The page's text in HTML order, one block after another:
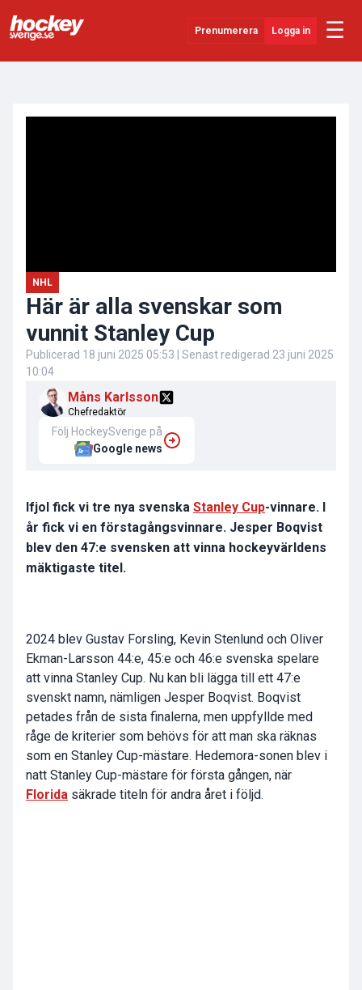
Prenumerera Logga in ☰
NHL
Här är alla svenskar som
vunnit Stanley Cup
Publicerad 18 juni 2025 05:53 | Senast redigerad 23 juni 2025
10:04
Måns Karlsson
Chefredaktör
Följ HockeySverige på
Google news
Ifjol fick vi tre nya svenska Stanley Cup-vinnare. I
år fick vi en förstagångsvinnare. Jesper Boqvist
blev den 47:e svensken att vinna hockeyvärldens
mäktigaste titel.
2024 blev Gustav Forsling, Kevin Stenlund och Oliver
Ekman-Larsson 44:e, 45:e och 46:e svenska spelare
att vinna Stanley Cup. Nu kan bli lägga till ett 47:e
svenskt namn, nämligen Jesper Boqvist. Boqvist
petades från de sista finalerna, men uppfyllde med
råge de kriterier som behövs för att man ska räknas
som en Stanley Cup-mästare. Hedemora-sonen blev i
natt Stanley Cup-mästare för första gången, när
Florida säkrade titeln för andra året i följd.